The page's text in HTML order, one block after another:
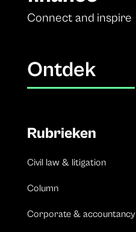
Connect and inspire
Ontdek
Rubrieken
Civil law & litigation
Column
Corporate & accountancy